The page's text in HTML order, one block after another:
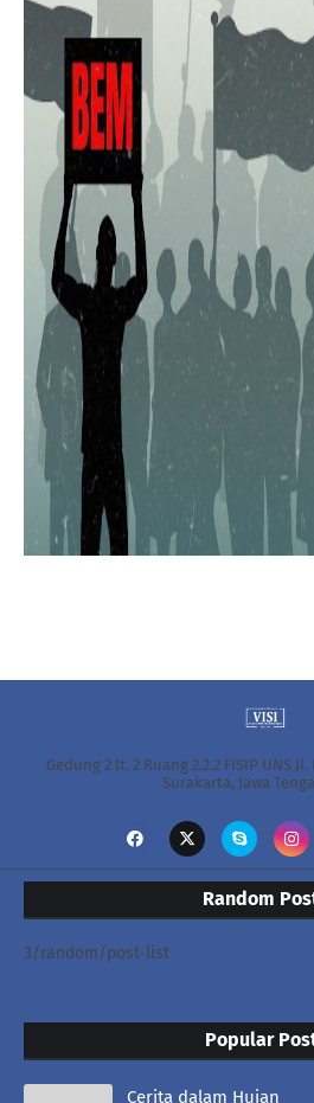
Gedung 2 lt. 2 Ruang 2.2.2 FISIP UNS
Surakarta, Jawa
Random
3/random/post-list
Popular
Cerita dalam Hujan